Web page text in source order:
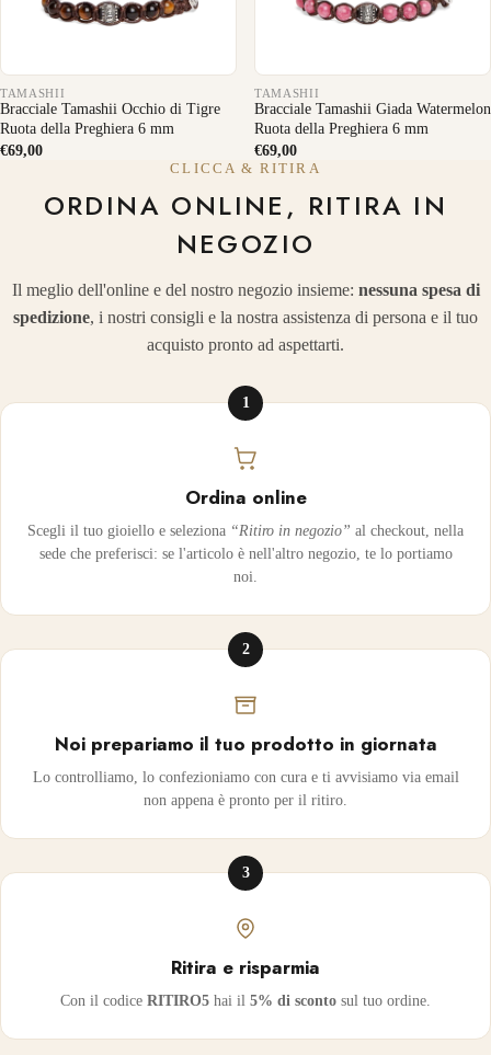
TAMASHII
Bracciale Tamashii Occhio di Tigre
Ruota della Preghiera 6 mm
€69,00
TAMASHII
Bracciale Tamashii Giada Watermelon
Ruota della Preghiera 6 mm
€69,00
CLICCA & RITIRA
ORDINA ONLINE, RITIRA IN
NEGOZIO
Il meglio dell'online e del nostro negozio insieme: nessuna spesa di
spedizione, i nostri consigli e la nostra assistenza di persona e il tuo
acquisto pronto ad aspettarti.
1
Ordina online
Scegli il tuo gioiello e seleziona “Ritiro in negozio” al checkout, nella
sede che preferisci: se l'articolo è nell'altro negozio, te lo portiamo
noi.
2
Noi prepariamo il tuo prodotto in giornata
Lo controlliamo, lo confezioniamo con cura e ti avvisiamo via email
non appena è pronto per il ritiro.
3
Ritira e risparmia
Con il codice RITIRO5 hai il 5% di sconto sul tuo ordine.